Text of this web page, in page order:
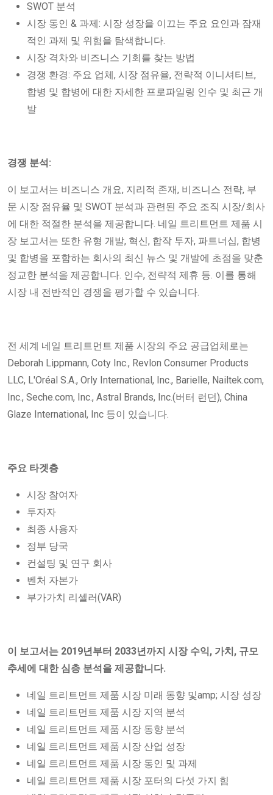
SWOT 분석
시장 동인 & 과제: 시장 성장을 이끄는 주요 요인과 잠재
적인 과제 및 위험을 탐색합니다.
시장 격차와 비즈니스 기회를 찾는 방법
경쟁 환경: 주요 업체, 시장 점유율, 전략적 이니셔티브,
합병 및 합병에 대한 자세한 프로파일링 인수 및 최근 개
발
경쟁 분석:
이 보고서는 비즈니스 개요, 지리적 존재, 비즈니스 전략, 부
문 시장 점유율 및 SWOT 분석과 관련된 주요 조직 시장/회사
에 대한 적절한 분석을 제공합니다. 네일 트리트먼트 제품 시
장 보고서는 또한 유형 개발, 혁신, 합작 투자, 파트너십, 합병
및 합병을 포함하는 회사의 최신 뉴스 및 개발에 초점을 맞춘
정교한 분석을 제공합니다. 인수, 전략적 제휴 등. 이를 통해
시장 내 전반적인 경쟁을 평가할 수 있습니다.
전 세계 네일 트리트먼트 제품 시장의 주요 공급업체로는
Deborah Lippmann, Coty Inc., Revlon Consumer Products
LLC, L'Oréal S.A., Orly International, Inc., Barielle, Nailtek.com,
Inc., Seche.com, Inc., Astral Brands, Inc.(버터 런던), China
Glaze International, Inc 등이 있습니다.
주요 타겟층
시장 참여자
투자자
최종 사용자
정부 당국
컨설팅 및 연구 회사
벤처 자본가
부가가치 리셀러(VAR)
이 보고서는 2019년부터 2033년까지 시장 수익, 가치, 규모
추세에 대한 심층 분석을 제공합니다.
네일 트리트먼트 제품 시장 미래 동향 및amp; 시장 성장
네일 트리트먼트 제품 시장 지역 분석
네일 트리트먼트 제품 시장 동향 분석
네일 트리트먼트 제품 시장 산업 성장
네일 트리트먼트 제품 시장 동인 및 과제
네일 트리트먼트 제품 시장 포터의 다섯 가지 힘